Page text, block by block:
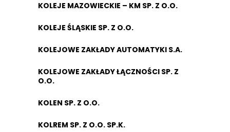
KOLEJE MAZOWIECKIE – KM SP. Z O.O.
KOLEJE ŚLĄSKIE SP. Z O.O.
KOLEJOWE ZAKŁADY AUTOMATYKI S.A.
KOLEJOWE ZAKŁADY ŁĄCZNOŚCI SP. Z
O.O.
KOLEN SP. Z O.O.
KOLREM SP. Z O.O. SP.K.